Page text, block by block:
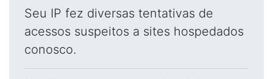
Seu IP fez diversas tentativas de
acessos suspeitos a sites hospedados
conosco.